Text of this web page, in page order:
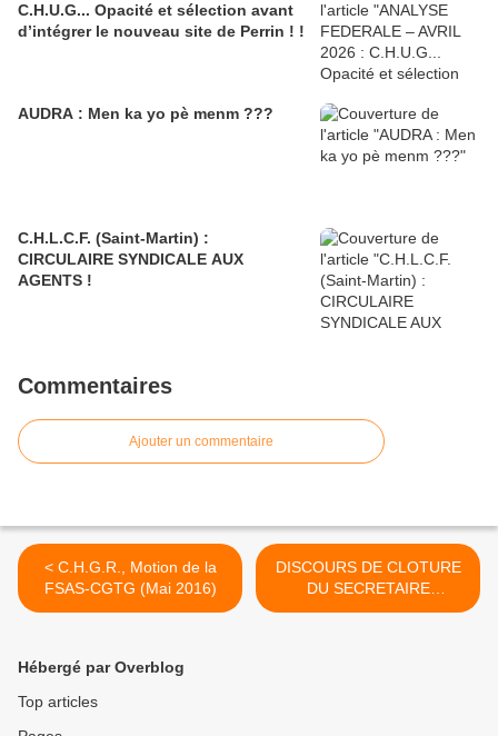
C.H.U.G... Opacité et sélection avant
d’intégrer le nouveau site de Perrin ! !
AUDRA : Men ka yo pè menm ???
C.H.L.C.F. (Saint-Martin) :
CIRCULAIRE SYNDICALE AUX
AGENTS !
Commentaires
Ajouter un commentaire
< C.H.G.R., Motion de la
FSAS-CGTG (Mai 2016)
DISCOURS DE CLOTURE
DU SECRETAIRE
GENERAL DE LA FSM AU
Hébergé par Overblog
Top articles